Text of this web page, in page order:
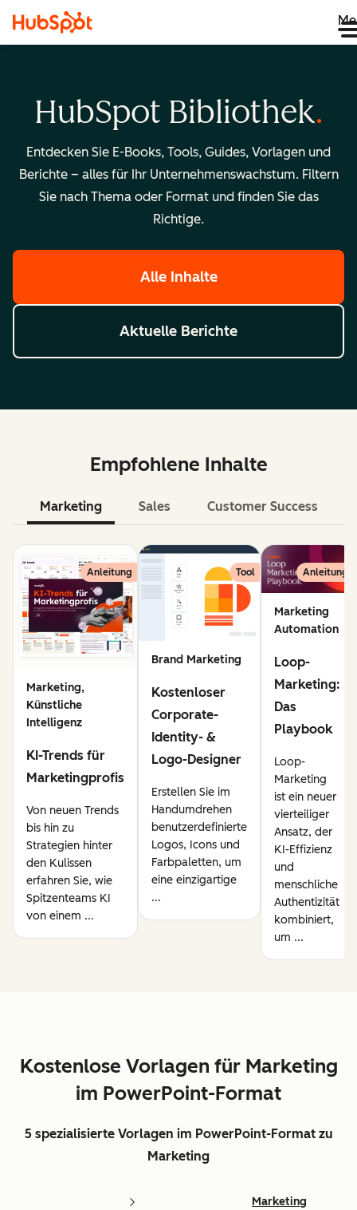
HubSpot Bibliothek
Entdecken Sie E-Books, Tools, Guides, Vorlagen und
Berichte – alles für Ihr Unternehmenswachstum. Filtern
Sie nach Thema oder Format und finden Sie das
Richtige.
Alle Inhalte
Aktuelle Berichte
Empfohlene Inhalte
Marketing Sales Customer Success
Anleitung
Marketing,
Künstliche
Intelligenz
KI-Trends für
Marketingprofis
Von neuen Trends
bis hin zu
Strategien hinter
den Kulissen
erfahren Sie, wie
Spitzenteams KI
von einem ...
Tool
Brand Marketing
Kostenloser
Corporate-
Identity- &
Logo-Designer
Erstellen Sie im
Handumdrehen
benutzerdefinierte
Logos, Icons und
Farbpaletten, um
eine einzigartige
...
Anleitung
Marketing
Automation
Loop-
Marketing:
Das
Playbook
Loop-
Marketing
ist ein neuer
vierteiliger
Ansatz, der
KI-Effizienz
und
menschliche
Authentizität
kombiniert,
um ...
Kostenlose Vorlagen für Marketing
im PowerPoint-Format
5 spezialisierte Vorlagen im PowerPoint-Format zu
Marketing
Marketing